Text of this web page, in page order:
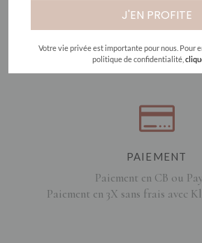
Un service client disponible et à
59 854 873
PAIEMENT
Paiement en CB ou
Paiement en 3X sans frais avec
J'EN PROFITE
Votre vie privée est importante pour nous. Pour
politique de confidentialité,